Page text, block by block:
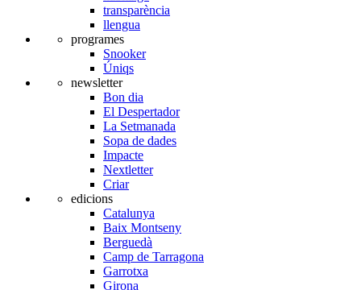
transparència
llengua
programes
Snooker
Úniqs
newsletter
Bon dia
El Despertador
La Setmanada
Sopa de dades
Impacte
Nextletter
Criar
edicions
Catalunya
Baix Montseny
Berguedà
Camp de Tarragona
Garrotxa
Girona